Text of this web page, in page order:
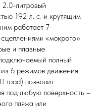
литровый
192 л. с. и крутящим
работает 7-
«мокрого»
и плавные
полный
6 режимов движения
road) позволит
под любую поверхность –
пляжа или